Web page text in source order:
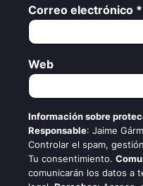
Correo electrónico *
Web
Información sobre
Responsable: Jaime
Controlar el spam,
Tu consentimiento.
comunicarán los datos a